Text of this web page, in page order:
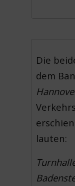
Die
dem
lauten: